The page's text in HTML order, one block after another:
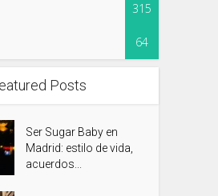
315
64
Posts
Ser Sugar Baby en
Madrid: estilo de vida,
acuerdos...